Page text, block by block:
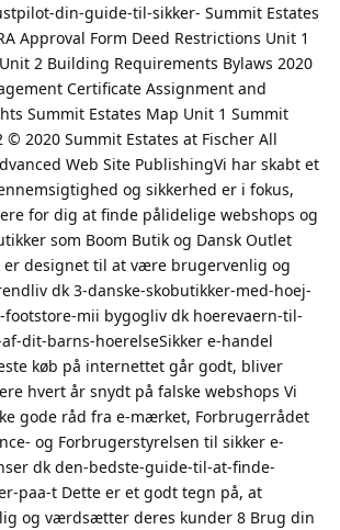
din-guide-til-sikker- Summit Estates
Approval Form Deed Restrictions Unit 1
2 Building Requirements Bylaws 2020
Certificate Assignment and
Summit Estates Map Unit 1 Summit
© 2020 Summit Estates at Fischer All
Web Site PublishingVi har skabt et
og sikkerhed er i fokus,
for dig at finde pålidelige webshops og
som Boom Butik og Dansk Outlet
er designet til at være brugervenlig og
dk 3-danske-skobutikker-med-hoej-
mii bygogliv dk hoerevaern-til-
dit-barns-hoerelseSikker e-handel
køb på internettet går godt, bliver
hvert år snydt på falske webshops Vi
gode råd fra e-mærket, Forbrugerrådet
og Forbrugerstyrelsen til sikker e-
dk den-bedste-guide-til-at-finde-
paa-t Dette er et godt tegn på, at
og værdsætter deres kunder 8 Brug din